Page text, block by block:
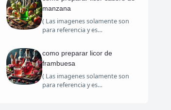
manzana
( Las imagenes solamente son
para referencia y es…
como preparar licor de
frambuesa
( Las imagenes solamente son
para referencia y es…